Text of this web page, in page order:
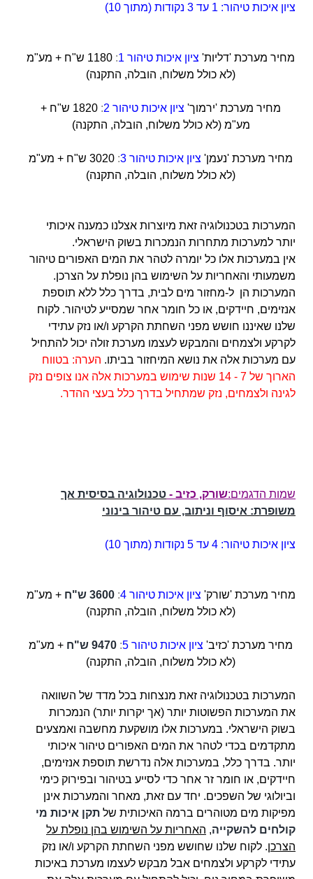
ציון איכות טיהור: 1 עד 3 נקודות (מתוך 10)
מחיר מערכת 'דליות' ציון איכות טיהור 1 : 1180 ש"ח + מע"מ
(לא כולל משלוח, הובלה, התקנה)
מחיר מערכת 'ירמוך' ציון איכות טיהור 2 :
1820 ש"ח +
מע"מ (לא כולל משלוח, הובלה, התקנה)
מחיר מערכת 'נעמן' ציון איכות טיהור 3 : 3020 ש"ח + מע"מ
(לא כולל משלוח, הובלה, התקנה)
המערכות בטכנולוגיה זאת מיוצרות אצלנו כמענה איכותי
יותר למערכות מתחרות הנמכרות בשוק הישראלי.
אין במערכות אלו כל יומרה לטהר את המים האפורים טיהור
משמעותי והאחריות על השימוש בהן נופלת על הצרכן.
המערכות הן ל-מחזור מים לבית, בדרך כלל ללא תוספת
אנזימים, חיידקים, או כל חומר אחר שמסייע לטיהור. לקוח
שלנו שאיננו חושש מפני השחתת הקרקע ו/או נזק עתידי
לקרקע ולצמחים והמבקש לעצמו מערכת זולה יכול להתחיל
עם מערכות אלה את נושא המיחזור בביתו. הערה: בטווח
הארוך של 7 - 14 שנות שימוש במערכות אלה אנו צופים נזק
לגינה ולצמחים, נזק שמתחיל בדרך כלל בעצי ההדר.
שמות הדגמים:שורק, כזיב - טכנולוגיה בסיסית אך
משופרת: איסוף וניתוב, עם טיהור בינוני
ציון איכות טיהור: 4 עד 5 נקודות (מתוך 10)
מחיר מערכת 'שורק' ציון איכות טיהור 4 :3600 ש"ח
+ מע"מ
(לא כולל משלוח, הובלה, התקנה)
מחיר מערכת 'כזיב' ציון איכות טיהור 5 : 9470 ש"ח
+ מע"מ
(לא כולל משלוח, הובלה, התקנה)
המערכות בטכנולוגיה זאת מנצחות בכל מדד של השוואה
את המערכות הפשוטות יותר (אך יקרות יותר) הנמכרות
בשוק הישראלי. במערכות אלו מושקעת מחשבה ואמצעים
מתקדמים בכדי לטהר את המים האפורים טיהור איכותי
יותר. בדרך כלל, במערכות אלה נדרשת תוספת אנזימים,
חיידקים, או חומר זר אחר כדי לסייע בטיהור ובפירוק כימי
וביולוגי של השפכים. יחד עם זאת, מאחר והמערכות אינן
מפיקות מים מטוהרים ברמה האיכותית של תקן איכות מי
קולחים להשקייה, האחריות על השימוש בהן נופלת על
הצרכן. לקוח שלנו שחושש מפני השחתת הקרקע ו/או נזק
עתידי לקרקע ולצמחים אבל מבקש לעצמו מערכת באיכות